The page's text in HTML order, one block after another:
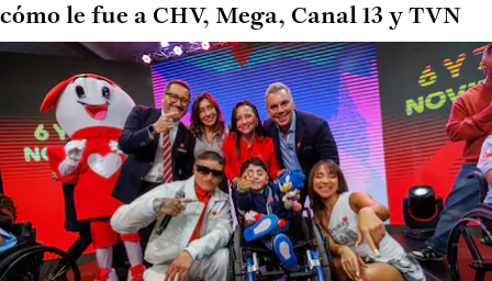
cómo le fue a CHV, Mega, Canal 13 y TVN